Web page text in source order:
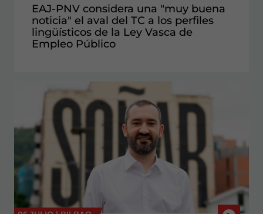
EAJ-PNV considera una "muy buena
noticia" el aval del TC a los perfiles
lingüísticos de la Ley Vasca de
Empleo Público